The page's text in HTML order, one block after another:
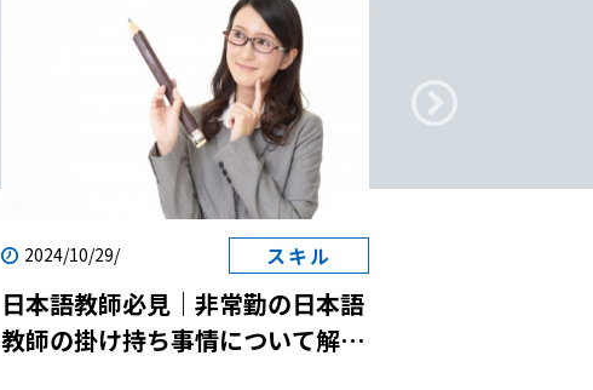
2024/10/29/ スキル
日本語教師必見｜非常勤の日本語
教師の掛け持ち事情について解